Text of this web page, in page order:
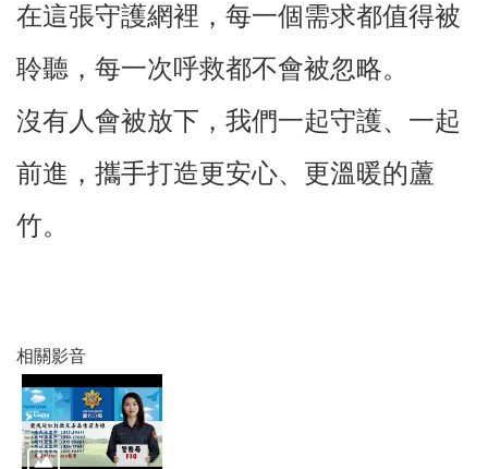
相
資
首
網
市
政
信
箱
在這張守護網裡，每一個需求都值得被
聆聽，每一次呼救都不會被忽略。
沒有人會被放下，我們一起守護、一起
前進，攜手打造更安心、更溫暖的蘆
竹。
相關影音